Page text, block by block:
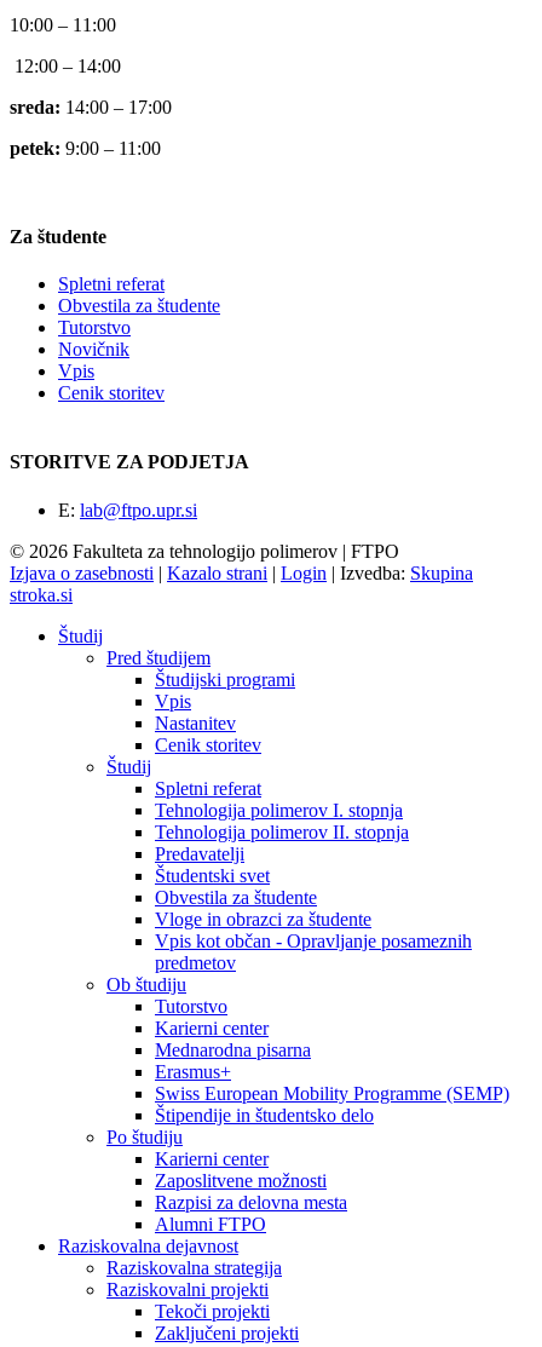
10:00 – 11:00
12:00 – 14:00
sreda: 14:00 – 17:00
petek: 9:00 – 11:00
Za študente
Spletni referat
Obvestila za študente
Tutorstvo
Novičnik
Vpis
Cenik storitev
STORITVE ZA PODJETJA
E: lab@ftpo.upr.si
© 2026 Fakulteta za tehnologijo polimerov | FTPO
Izjava o zasebnosti | Kazalo strani | Login | Izvedba: Skupina
stroka.si
Študij
Pred študijem
Študijski programi
Vpis
Nastanitev
Cenik storitev
Študij
Spletni referat
Tehnologija polimerov I. stopnja
Tehnologija polimerov II. stopnja
Predavatelji
Študentski svet
Obvestila za študente
Vloge in obrazci za študente
Vpis kot občan - Opravljanje posameznih
predmetov
Ob študiju
Tutorstvo
Karierni center
Mednarodna pisarna
Erasmus+
Swiss European Mobility Programme (SEMP)
Štipendije in študentsko delo
Po študiju
Karierni center
Zaposlitvene možnosti
Razpisi za delovna mesta
Alumni FTPO
Raziskovalna dejavnost
Raziskovalna strategija
Raziskovalni projekti
Tekoči projekti
Zaključeni projekti